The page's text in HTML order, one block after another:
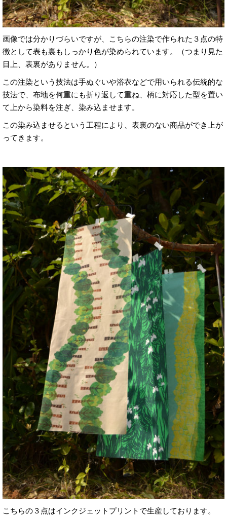
画像では分かりづらいですが、こちらの注染で作られた３点の特
徴として表も裏もしっかり色が染められています。（つまり見た
目上、表裏がありません。）
この注染という技法は手ぬぐいや浴衣などで用いられる伝統的な
技法で、布地を何重にも折り返して重ね、柄に対応した型を置い
て上から染料を注ぎ、染み込ませます。
この染み込ませるという工程により、表裏のない商品ができ上が
ってきます。
こちらの３点はインクジェットプリントで生産しております。